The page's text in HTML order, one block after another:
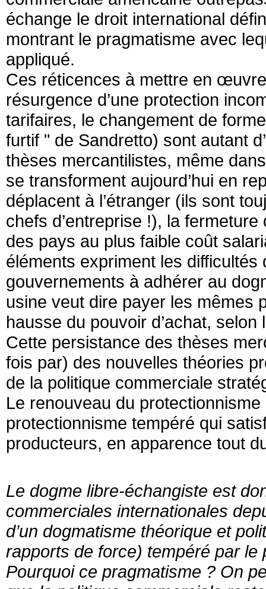
échange le droit international
montrant le pragmatisme avec
appliqué.
Ces réticences à mettre en
résurgence d’une protection
tarifaires, le changement de
furtif " de Sandretto) sont autant
thèses mercantilistes, même
se transforment aujourd’hui en
déplacent à l’étranger (ils sont
chefs d’entreprise !), la
des pays au plus faible coût
éléments expriment les difficultés
gouvernements à adhérer au
usine veut dire payer les mêmes
hausse du pouvoir d’achat,
Cette persistance des thèses
fois par) des nouvelles théories
de la politique commerciale
Le renouveau du protectionnisme
protectionnisme tempéré qui
producteurs, en apparence tout
Le dogme libre-échangiste est
commerciales internationales
d’un dogmatisme théorique et
rapports de force) tempéré par
Pourquoi ce pragmatisme ? On